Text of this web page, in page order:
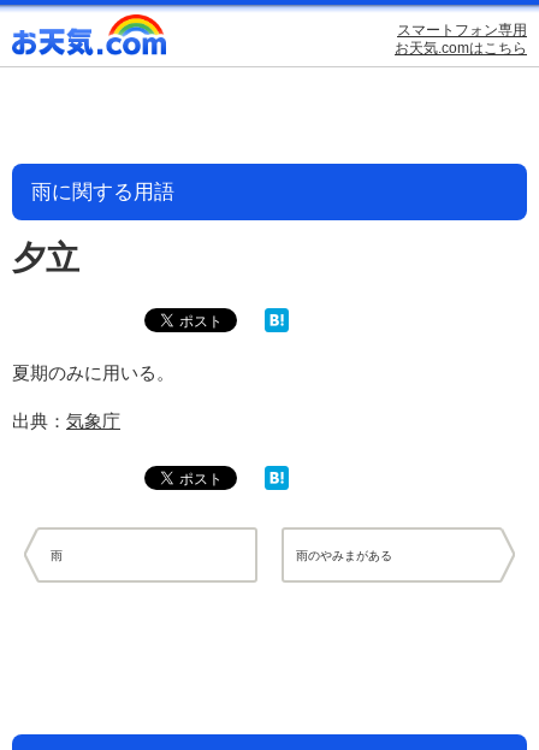
スマートフォン専用
お天気.comはこちら
雨に関する用語
夕立
夏期のみに用いる。
出典： 気象庁
雨 雨のやみまがある